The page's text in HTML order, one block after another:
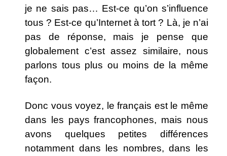
je ne sais pas… Est-ce qu’on s’influence
tous ? Est-ce qu’Internet à tort ? Là, je n’ai
pas de réponse, mais je pense que
globalement c’est assez similaire, nous
parlons tous plus ou moins de la même
façon.
Donc vous voyez, le français est le même
dans les pays francophones, mais nous
avons quelques petites différences
notamment dans les nombres, dans les